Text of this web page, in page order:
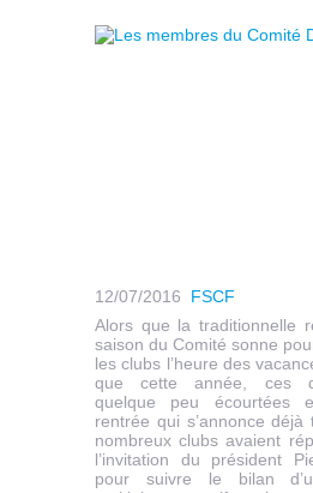
12/07/2016
FSCF
Alors que la traditionnelle
saison du Comité sonne
les clubs l’heure des
que cette année, ces
quelque peu écourtées
rentrée qui s’annonce
nombreux clubs avaient
l’invitation du président
pour suivre le bilan